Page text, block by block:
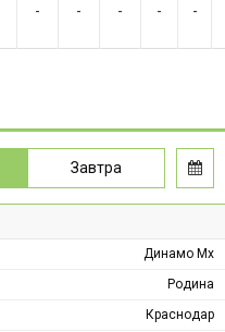
- - - - -
Завтра
Динамо Мх
Родина
Краснодар